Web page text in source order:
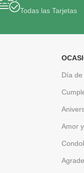
Todas las Tarjetas
Día
Amor